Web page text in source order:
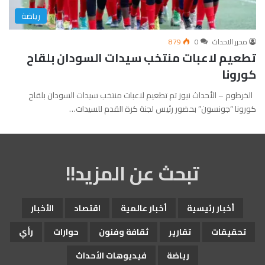
رياضة
محرر الاحداث 0
879
تطعيم لاعبات منتخب سيدات السودان بلقاح
كورونا
الخرطوم – الأحداث نيوز تم تطعيم لاعبات منتخب سيدات السودان بلقاح
كورونا “جونسون” بحضور رئيس لجنة كرة القدم للسيدات…
تبحث عن المزيد!!
أخبار رئيسية أخبار عالمية اقتصاد
الأخبار
تحقيقات
تقارير ثقافة وفنون حوارات
رأي
رياضة
فيديوهات الأحداث